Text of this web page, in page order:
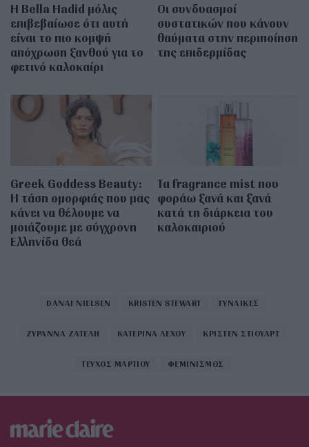
Η Bella Hadid μόλις
επιβεβαίωσε ότι αυτή
είναι το πιο κομψή
απόχρωση ξανθού για το
φετινό καλοκαίρι
Οι συνδυασμοί
συστατικών που κάνουν
θαύματα στην περιποίηση
της επιδερμίδας
Greek Goddess Beauty:
Η τάση ομορφιάς που μας
κάνει να θέλουμε να
μοιάζουμε με σύγχρονη
Ελληνίδα θεά
Τα fragrance mist που
φοράω ξανά και ξανά
κατά τη διάρκεια του
καλοκαιριού
DANAI NIELSEN KRISTEN STEWART ΓΥΝΑΙΚΕΣ
ΖΥΡΑΝΝΑ ΖΑΤΕΛΗ ΚΑΤΕΡΙΝΑ ΛΕΧΟΥ ΚΡΙΣΤΕΝ ΣΤΙΟΥΑΡΤ
ΤΕΥΧΟΣ ΜΑΡΤΙΟΥ ΦΕΜΙΝΙΣΜΟΣ